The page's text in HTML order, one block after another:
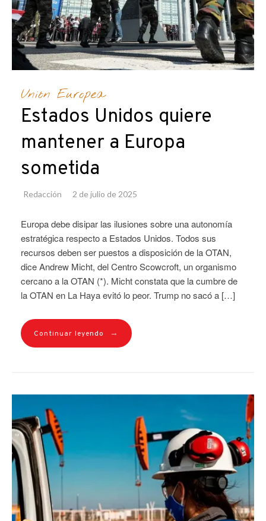
Unión Europea
Estados Unidos quiere
mantener a Europa
sometida
Redacción 2 de julio de 2025
Europa debe disipar las ilusiones sobre una autonomía
estratégica respecto a Estados Unidos. Todos sus
recursos deben ser puestos a disposición de la OTAN,
dice Andrew Micht, del Centro Scowcroft, un organismo
cercano a la OTAN (*). Micht constata que la cumbre de
la OTAN en La Haya evitó lo peor. Trump no sacó a […]
Continuar leyendo →